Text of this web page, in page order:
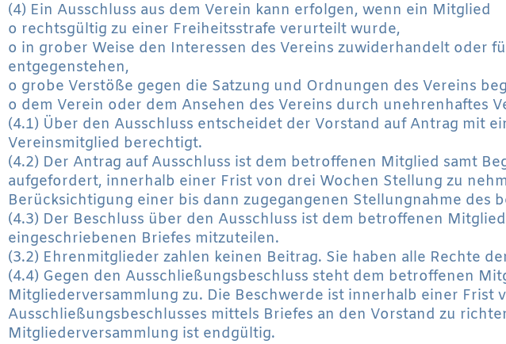
(4) Ein Ausschluss aus dem Verein kann erfolgen, wenn ein Mitglied
o rechtsgültig zu einer Freiheitsstrafe verurteilt wurde,
o in grober Weise den Interessen des Vereins zuwiderhandelt oder
entgegenstehen,
o grobe Verstöße gegen die Satzung und Ordnungen des Vereins
o dem Verein oder dem Ansehen des Vereins durch unehrenhaftes
(4.1) Über den Ausschluss entscheidet der Vorstand auf Antrag mit
Vereinsmitglied berechtigt.
(4.2) Der Antrag auf Ausschluss ist dem betroffenen Mitglied samt
aufgefordert, innerhalb einer Frist von drei Wochen Stellung zu
Berücksichtigung einer bis dann zugegangenen Stellungnahme
(4.3) Der Beschluss über den Ausschluss ist dem betroffenen
eingeschriebenen Briefes mitzuteilen.
(3.2) Ehrenmitglieder zahlen keinen Beitrag. Sie haben alle Rechte
(4.4) Gegen den Ausschließungsbeschluss steht dem betroffenen
Mitgliederversammlung zu. Die Beschwerde ist innerhalb einer Frist
Ausschließungsbeschlusses mittels Briefes an den Vorstand zu
Mitgliederversammlung ist endgültig.